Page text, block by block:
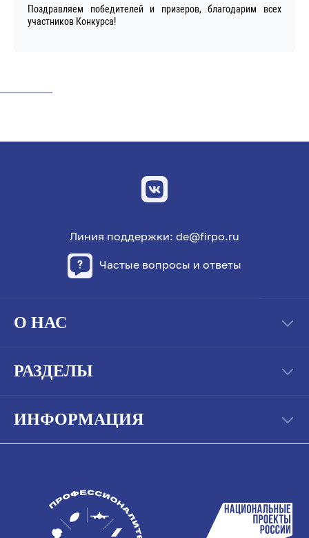
Поздравляем победителей и призеров, благодарим всех
участников Конкурса!
Линия поддержки: de@firpo.ru
Частые вопросы и ответы
О НАС
РАЗДЕЛЫ
ИНФОРМАЦИЯ